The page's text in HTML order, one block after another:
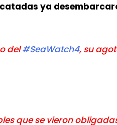
ya
del#SeaWatch4, su
que se vieron